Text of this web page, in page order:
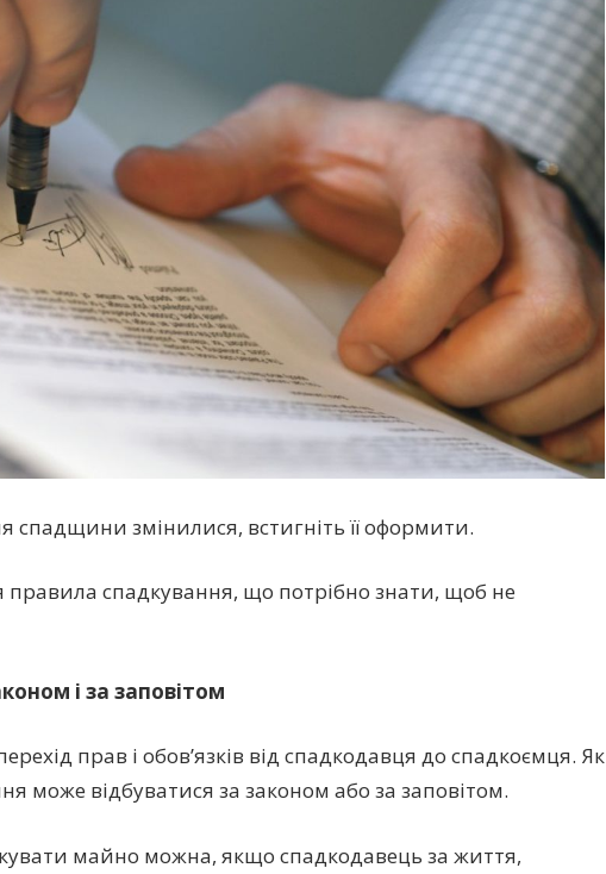
змінилися, встигніть її оформити.
правила спадкування, що потрібно знати, щоб не
і за заповітом
прав і обовʼязків від спадкодавця до спадкоємця. Як
може відбуватися за законом або за заповітом.
майно можна, якщо спадкодавець за життя,